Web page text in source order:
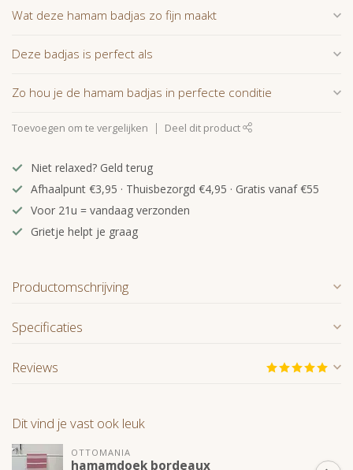
Wat deze hamam badjas zo fijn maakt
Deze badjas is perfect als
Zo hou je de hamam badjas in perfecte conditie
Toevoegen om te vergelijken Deel dit product
Niet relaxed? Geld terug
Afhaalpunt €3,95 · Thuisbezorgd €4,95 · Gratis vanaf €55
Voor 21u = vandaag verzonden
Grietje helpt je graag
Productomschrijving
Specificaties
Reviews
Dit vind je vast ook leuk
OTTOMANIA
hamamdoek bordeaux